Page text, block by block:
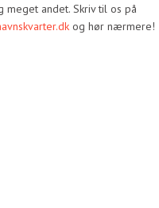
andet. Skriv til os på
og hør nærmere!